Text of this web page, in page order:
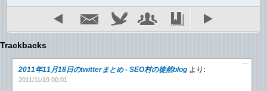
Trackbacks
2011年11月18日のtwitterまとめ - SEO村の徒然blog より:
2011/11/19 00:01